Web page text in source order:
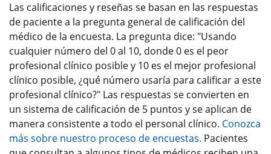
Las calificaciones y reseñas se basan en las respuestas
de paciente a la pregunta general de calificación del
médico de la encuesta. La pregunta dice: "Usando
cualquier número del 0 al 10, donde 0 es el peor
profesional clínico posible y 10 es el mejor profesional
clínico posible, ¿qué número usaría para calificar a este
profesional clínico?" Las respuestas se convierten en
un sistema de calificación de 5 puntos y se aplican de
manera consistente a todo el personal clínico. Conozca
más sobre nuestro proceso de encuestas. Pacientes